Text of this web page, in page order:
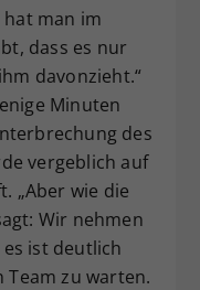
hat man im
dass es nur
davonzieht.“
Minuten
des
vergeblich auf
„Aber wie die
Wir nehmen
ist deutlich
Team zu warten.